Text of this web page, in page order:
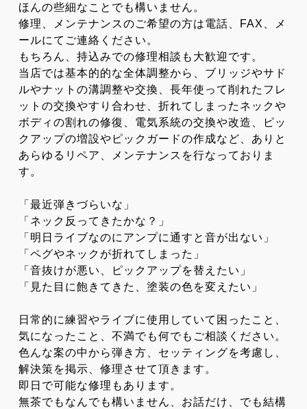
ほんの些細なことでも構いません。
修理、メンテナンスのご希望の方は電話、FAX、メ
ールにてご連絡ください。
もちろん、持込みでの修理相談も大歓迎です。
当店では基本的的な全体調整から、ブリッジやサド
ルやナットの溝調整や交換、長年使って削れたフレ
ットの交換やすり合わせ、折れてしまったネックや
ボディの割れの修復、電気系統の交換や改造、ピッ
クアップの増設やピックガードの作成など、ありと
あらゆるリペア、メンテナンスを行なっておりま
す。
「最近弾きづらいな」
「ネック反ってきたかな？」
「明日ライブなのにアンプに通すと音が出ない」
「ペグやネックが折れてしまった」
「音抜けが悪い、ピックアップを替えたい」
「見た目に飽きてきた、塗装の色を変えたい」
日常的に練習やライブに使用していて困ったこと、
気になったこと、不満でも何でもご相談ください。
色んな案の中から弾き方、セッティングを考慮し、
解決策を掲示、修理させて頂きます。
即日で可能な修理もあります。
無茶でもなんでも構いません、お話だけ、でも結構